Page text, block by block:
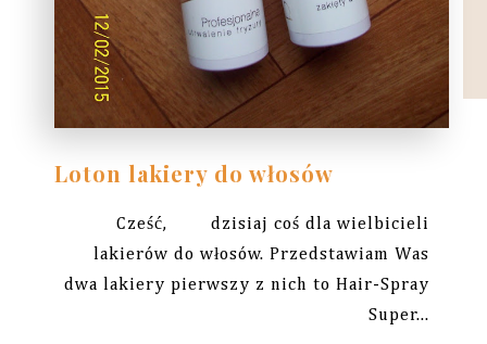
Loton lakiery do włosów
Cześć, dzisiaj coś dla wielbicieli
lakierów do włosów. Przedstawiam Was
dwa lakiery pierwszy z nich to Hair-Spray
Super...